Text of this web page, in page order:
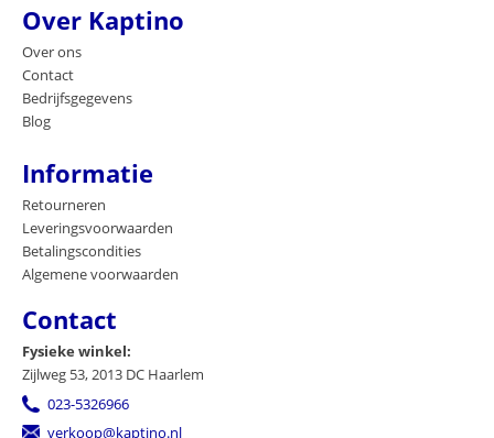
Over Kaptino
Over ons
Contact
Bedrijfsgegevens
Blog
Informatie
Retourneren
Leveringsvoorwaarden
Betalingscondities
Algemene voorwaarden
Contact
Fysieke winkel:
Zijlweg 53, 2013 DC Haarlem
023-5326966
verkoop@kaptino.nl